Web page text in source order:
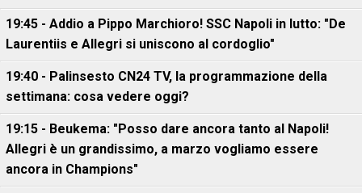
19:45 - Addio a Pippo Marchioro! SSC Napoli in lutto: "De
Laurentiis e Allegri si uniscono al cordoglio"
19:40 - Palinsesto CN24 TV, la programmazione della
settimana: cosa vedere oggi?
19:15 - Beukema: "Posso dare ancora tanto al Napoli!
Allegri è un grandissimo, a marzo vogliamo essere
ancora in Champions"